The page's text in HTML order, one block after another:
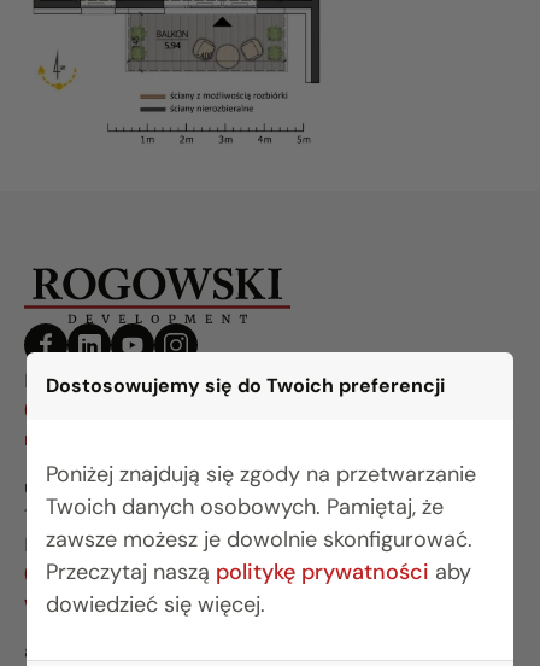
Dostosowujemy się do Twoich preferencji
Poniżej znajdują się zgody na przetwarzanie
Twoich danych osobowych. Pamiętaj, że
zawsze możesz je dowolnie skonfigurować.
Przeczytaj naszą politykę prywatności aby
dowiedzieć się więcej.
BIURO BIAŁYSTOK
(85) 749 99 09
mieszkania@rogowskidevelopment.pl
ul. Legionowa 28 lok. 202
15-281 Białystok
BIURO WARSZAWA
(22) 642 03 55
warszawa@rogowskidevelopment.pl
al. Wilanowska 67E lok. U5